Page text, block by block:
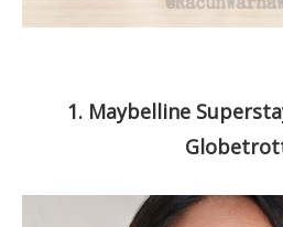
1. Maybelline